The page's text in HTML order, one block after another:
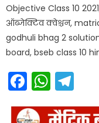
Objective Class 10
ऑब्जेक्टिव क्वेश्चन,
godhuli bhag 2
board, bseb class 10